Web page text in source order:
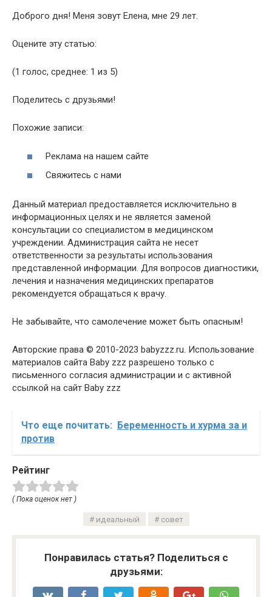
Доброго дня! Меня зовут Елена, мне 29 лет.
Оцените эту статью:
(1 голос, среднее: 1 из 5)
Поделитесь с друзьями!
Похожие записи:
Реклама на нашем сайте
Свяжитесь с нами
Данный материал предоставляется исключительно в
информационных целях и не является заменой
консультации со специалистом в медицинском
учреждении. Администрация сайта не несет
ответственности за результаты использования
представленной информации. Для вопросов диагностики,
лечения и назначения медицинских препаратов
рекомендуется обращаться к врачу.
Не забывайте, что самолечение может быть опасным!
Авторские права © 2010-2023 babyzzz.ru. Использование
материалов сайта Baby zzz разрешено только с
письменного согласия администрации и с активной
ссылкой на сайт Baby zzz
Что еще почитать: Беременность и хурма за и
против
Рейтинг
( Пока оценок нет )
идеальный совет
Понравилась статья? Поделиться с
друзьями: